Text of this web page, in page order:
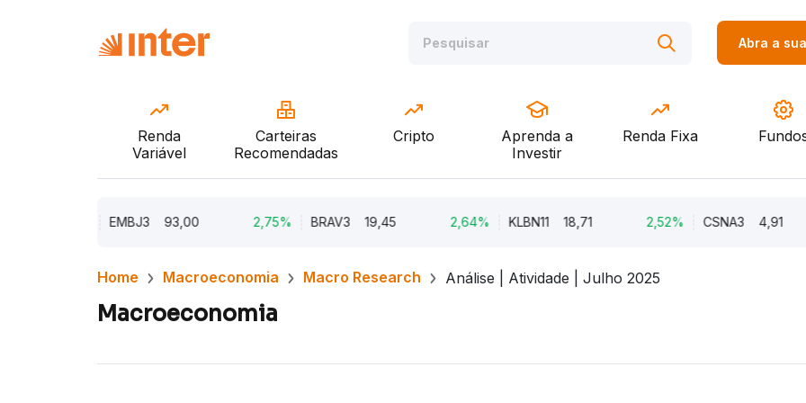
Abra a
Renda
Variável
Carteiras
Recomendadas
Cripto
Aprenda a
Investir
Renda Fixa
93,00 BRAV3 19,45 KLBN11 18,71 CSNA3 4,91
Home Macroeconomia Macro Research Análise | Atividade | Julho 2025
Macroeconomia